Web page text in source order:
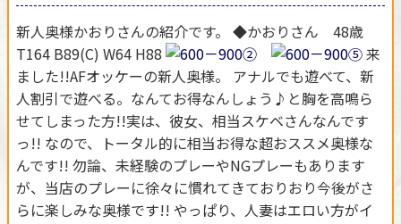
新人奥様かおりさんの紹介です。 ◆かおりさん 48歳
T164 B89(C) W64 H88
来
ました!!AFオッケーの新人奥様。 アナルでも遊べて、新
人割引で遊べる。なんてお得なんしょう♪と胸を高鳴ら
せてしまった方!!実は、彼女、相当スケベさんなんです
っ!! なので、トータル的に相当お得な超おススメ奥様な
んです!! 勿論、未経験のプレーやNGプレーもあります
が、当店のプレーに徐々に慣れてきておりおり今後がさ
らに楽しみな奥様です!! やっぱり、人妻はエロい方がイ